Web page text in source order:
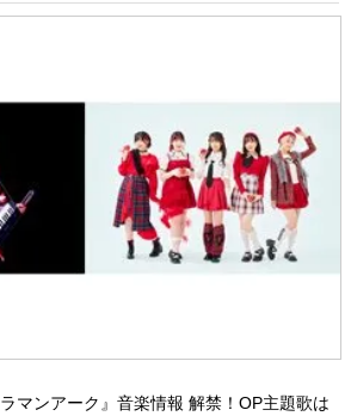
マンアーク』音楽情報 解禁！OP主題歌は